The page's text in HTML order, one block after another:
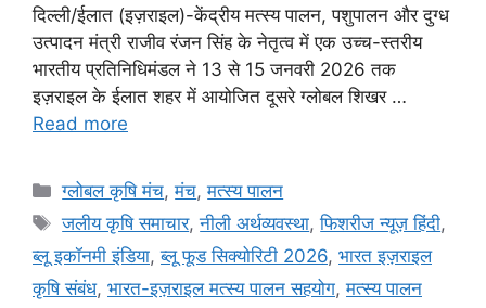
दिल्ली/ईलात (इज़राइल)-केंद्रीय मत्स्य पालन, पशुपालन और दुग्ध
उत्पादन मंत्री राजीव रंजन सिंह के नेतृत्व में एक उच्च-स्तरीय
भारतीय प्रतिनिधिमंडल ने 13 से 15 जनवरी 2026 तक
इज़राइल के ईलात शहर में आयोजित दूसरे ग्लोबल शिखर …
Read more
ग्लोबल कृषि मंच,मंच,मत्स्य पालन
जलीय कृषि समाचार,नीली अर्थव्यवस्था,फिशरीज न्यूज़ हिंदी,
ब्लू इकॉनमी इंडिया,ब्लू फूड सिक्योरिटी 2026, भारत इज़राइल
कृषि संबंध, भारत-इज़राइल मत्स्य पालन सहयोग,मत्स्य पालन